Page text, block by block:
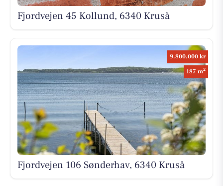
Fjordvejen 45 Kollund, 6340 Kruså
9.800.000 kr
187 m2
Fjordvejen 106 Sønderhav, 6340 Kruså